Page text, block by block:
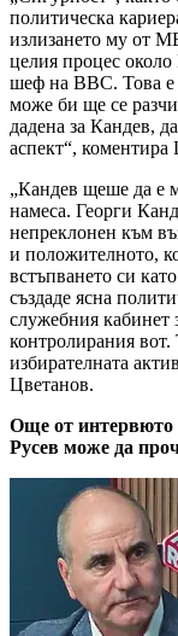
политическа
излизането му от
целия процес около
шеф на ВВС. Това е
може би ще се
дадена за Кандев,
аспект“,
„Кандев щеше да е
намеса. Георги
непреклонен към
и положителното,
встъпването си
създаде ясна
служебния кабинет
контролирания
избирателната
Цветанов.
Още от интервюто
Русев може да